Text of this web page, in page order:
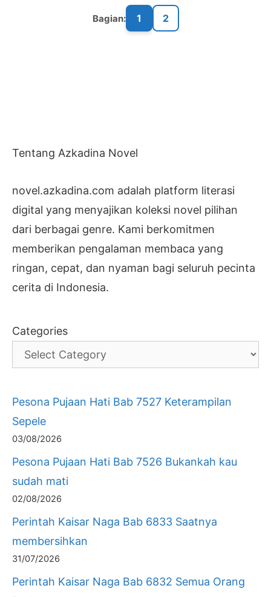
Bagian: 1 2
Tentang Azkadina Novel
novel.azkadina.com adalah platform literasi
digital yang menyajikan koleksi novel pilihan
dari berbagai genre. Kami berkomitmen
memberikan pengalaman membaca yang
ringan, cepat, dan nyaman bagi seluruh pecinta
cerita di Indonesia.
Categories
Pesona Pujaan Hati Bab 7527 Keterampilan
Sepele
03/08/2026
Pesona Pujaan Hati Bab 7526 Bukankah kau
sudah mati
02/08/2026
Perintah Kaisar Naga Bab 6833 Saatnya
membersihkan
31/07/2026
Perintah Kaisar Naga Bab 6832 Semua Orang